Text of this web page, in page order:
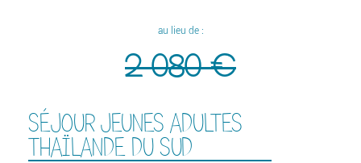
au lieu de :
2 080 €
SÉJOUR JEUNES ADULTES
THAÏLANDE DU SUD